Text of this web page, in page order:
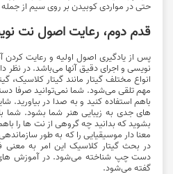
حتی در مواردی کوبیدن بر روی سیم از
قدم دوم، رعایت اصول نت
پس از یادگیری اصول اولیه و رعایت کردن
نویسی و اجرای دقیق آنها می‌باشد. در نظر
انواع مختلف گیتار مانند گیتار کلاسیک،
مهم تلقی می‌شود. شما نمی‌توانید صرفا
باهم استفاده کنید و به صدا در بیاورید.
های جدی به زیبایی هنر شما بشود. شما
بشوید که بدانید چه گروهی از نت ها را
معنا دار موسیقیایی را که به طور
در بحث گیتار کلاسیک این امر به معنی
دست چپ شناخته می‌شود. در آموزش
گفته می‌شود.